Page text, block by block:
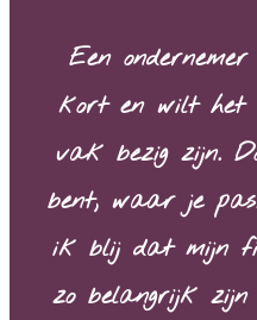
Een
kort en wilt het
vak bezig zijn.
bent, waar je
ik blij dat mijn
zo belangrijk